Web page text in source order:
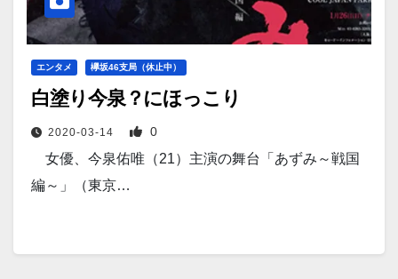
エンタメ 欅坂46支局（休止中）
白塗り今泉？にほっこり
2020-03-14 0
女優、今泉佑唯（21）主演の舞台「あずみ～戦国
編～」（東京…